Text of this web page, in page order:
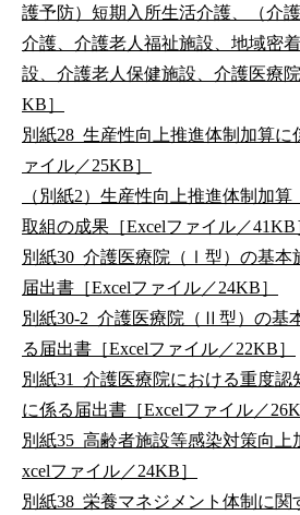
護予防）短期入所生活介護、（介
介護、介護老人福祉施設、地域密
設、介護老人保健施設、介護医療
KB］
別紙28_生産性向上推進体制加算に
ァイル／25KB］
（別紙2）生産性向上推進体制加
取組の成果［Excelファイル／41KB
別紙30_介護医療院（Ⅰ型）の基本
届出書［Excelファイル／24KB］
別紙30-2_介護医療院（Ⅱ型）の基
る届出書［Excelファイル／22KB］
別紙31_介護医療院における重度
に係る届出書［Excelファイル／
別紙35_高齢者施設等感染対策向上
xcelファイル／24KB］
別紙38_栄養マネジメント体制に関